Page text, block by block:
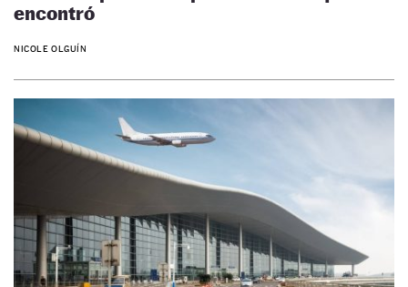
encontró
NICOLE OLGUÍN